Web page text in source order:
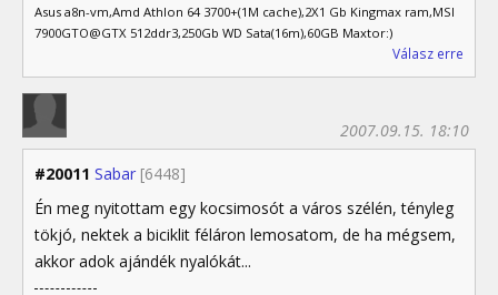
Asus a8n-vm,Amd Athlon 64 3700+(1M cache),2X1 Gb Kingmax ram,MSI
7900GTO@GTX 512ddr3,250Gb WD Sata(16m),60GB Maxtor:)
Válasz erre
#20011 Sabar [6448]
2007.09.15. 18:10
Én meg nyitottam egy kocsimosót a város szélén, tényleg
tökjó, nektek a biciklit féláron lemosatom, de ha mégsem,
akkor adok ajándék nyalókát...